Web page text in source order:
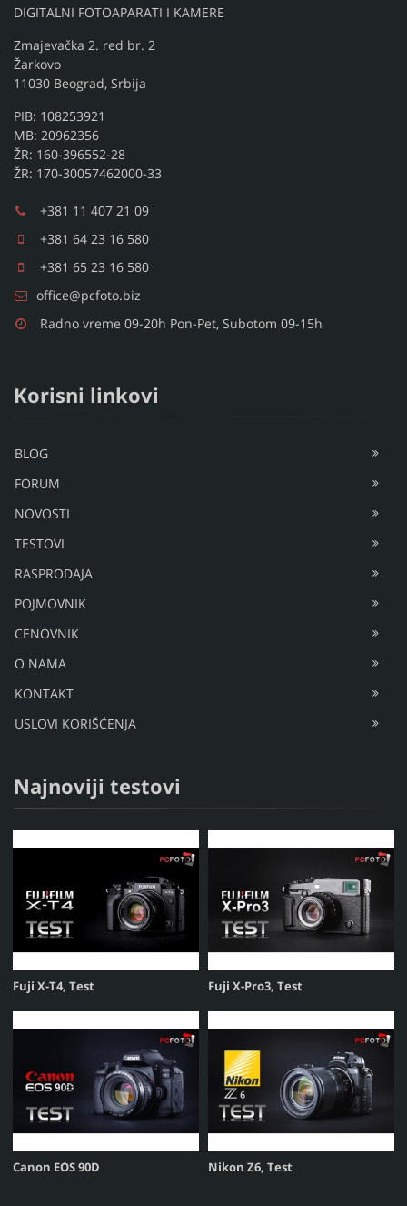
DIGITALNI FOTOAPARATI I KAMERE
Zmajevačka 2. red br. 2
Žarkovo
11030 Beograd, Srbija
PIB: 108253921
MB: 20962356
ŽR: 160-396552-28
ŽR: 170-30057462000-33
+381 11 407 21 09
+381 64 23 16 580
+381 65 23 16 580
office@pcfoto.biz
Radno vreme 09-20h Pon-Pet, Subotom 09-15h
Korisni linkovi
BLOG
FORUM
NOVOSTI
TESTOVI
RASPRODAJA
POJMOVNIK
CENOVNIK
O NAMA
KONTAKT
USLOVI KORIŠĆENJA
Najnoviji testovi
Fuji X-T4, Test Fuji X-Pro3, Test
Canon EOS 90D Nikon Z6, Test